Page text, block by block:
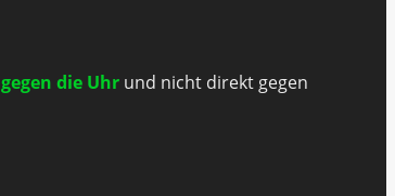
gegen die Uhr und nicht direkt gegen